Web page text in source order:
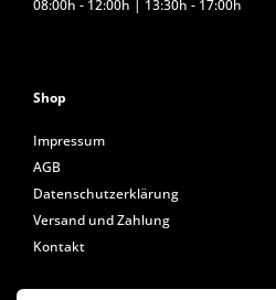
08:00h - 12:00h | 13:30h - 17:00h
Shop
Impressum
AGB
Datenschutzerklärung
Versand und Zahlung
Kontakt